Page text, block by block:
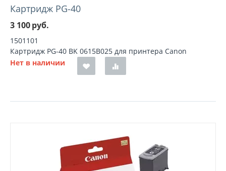
Картридж PG-40
3 100руб.
1501101
Картридж PG-40 BK 0615B025 для принтера Canon
Нет в наличии